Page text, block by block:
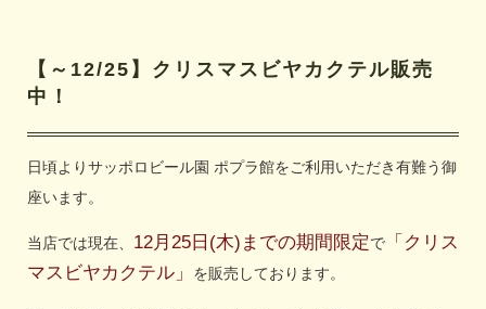
【～12/25】クリスマスビヤカクテル販売
中！
日頃よりサッポロビール園 ポプラ館をご利用いただき有難う御
座います。
当店では現在、 12月25日(木)までの期間限定で 「クリス
マスビヤカクテル」
を販売しております。